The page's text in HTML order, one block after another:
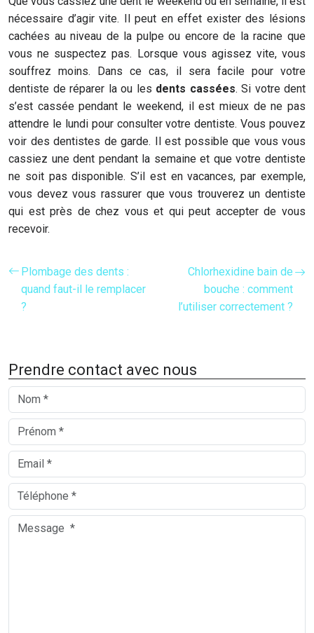
nécessaire d’agir vite. Il peut en effet exister des lésions
cachées au niveau de la pulpe ou encore de la racine que
vous ne suspectez pas. Lorsque vous agissez vite, vous
souffrez moins. Dans ce cas, il sera facile pour votre
dentiste de réparer la ou les dents cassées. Si votre dent
s’est cassée pendant le weekend, il est mieux de ne pas
attendre le lundi pour consulter votre dentiste. Vous pouvez
voir des dentistes de garde. Il est possible que vous vous
cassiez une dent pendant la semaine et que votre dentiste
ne soit pas disponible. S’il est en vacances, par exemple,
vous devez vous rassurer que vous trouverez un dentiste
qui est près de chez vous et qui peut accepter de vous
recevoir.
Plombage des dents :
quand faut-il le remplacer
?
Chlorhexidine bain de
bouche : comment
l’utiliser correctement ?
Prendre contact avec nous